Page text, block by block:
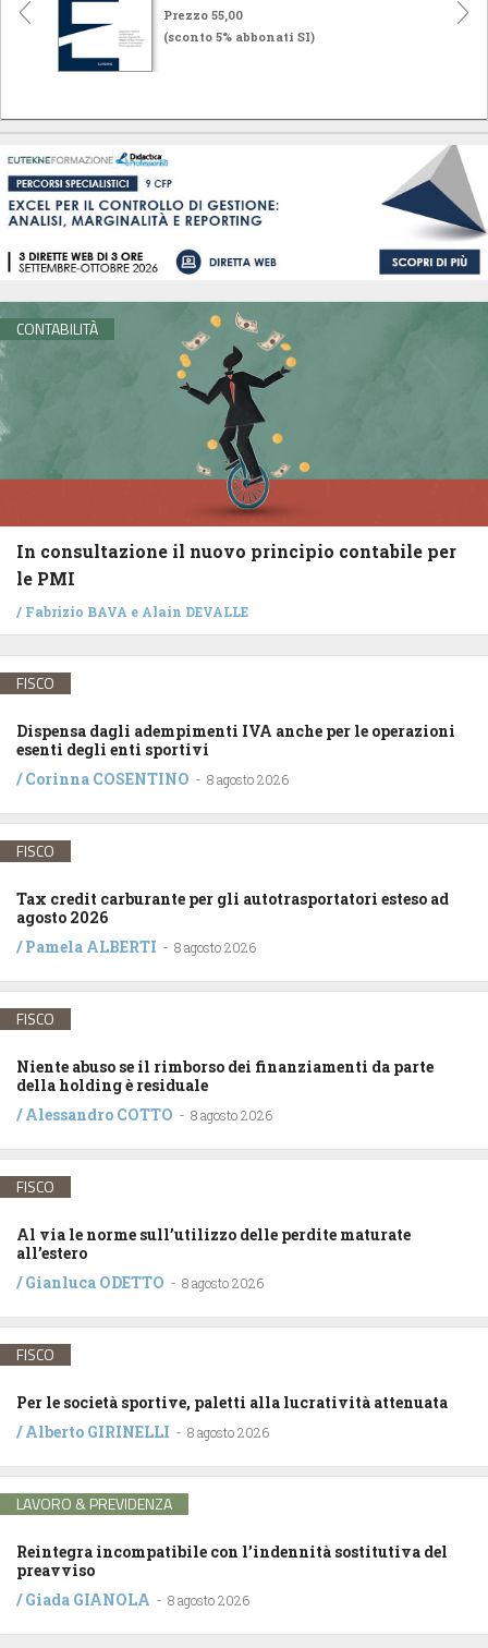
Prezzo 55,00
(sconto 5% abbonati SI)
CONTABILITÀ
In consultazione il nuovo principio contabile per
le PMI
/ Fabrizio BAVA e Alain DEVALLE
FISCO
Dispensa dagli adempimenti IVA anche per le operazioni
esenti degli enti sportivi
/Corinna COSENTINO - 8 agosto 2026
FISCO
Tax credit carburante per gli autotrasportatori esteso ad
agosto 2026
/Pamela ALBERTI - 8 agosto 2026
FISCO
Niente abuso se il rimborso dei finanziamenti da parte
della holding è residuale
/Alessandro COTTO - 8 agosto 2026
FISCO
Al via le norme sull’utilizzo delle perdite maturate
all’estero
/Gianluca ODETTO - 8 agosto 2026
FISCO
Per le società sportive, paletti alla lucratività attenuata
/Alberto GIRINELLI - 8 agosto 2026
LAVORO & PREVIDENZA
Reintegra incompatibile con l’indennità sostitutiva del
preavviso
/Giada GIANOLA - 8 agosto 2026